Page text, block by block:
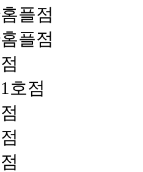
플점
플점
호점